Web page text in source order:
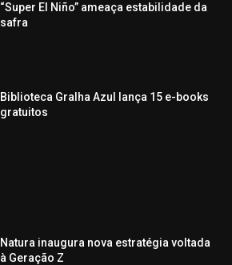
“Super El Niño” ameaça estabilidade da
safra
Biblioteca Gralha Azul lança 15 e-books
gratuitos
Natura inaugura nova estratégia voltada
à Geração Z